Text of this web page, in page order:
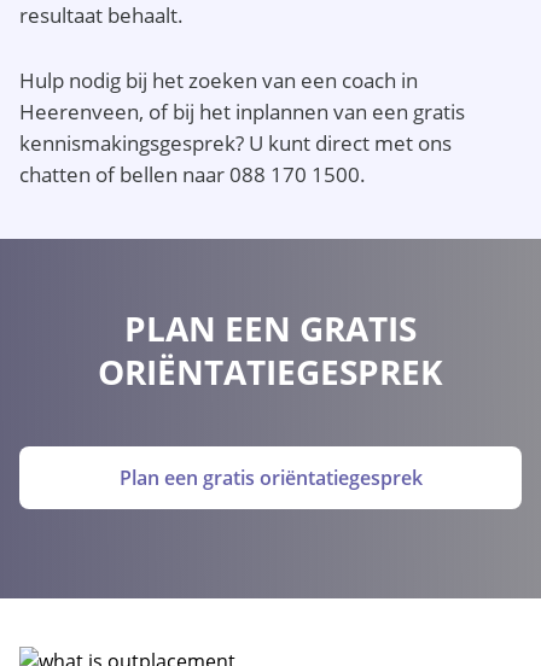
resultaat behaalt.
Hulp nodig bij het zoeken van een coach in
Heerenveen, of bij het inplannen van een gratis
kennismakingsgesprek? U kunt direct met ons
chatten of bellen naar 088 170 1500.
PLAN EEN GRATIS
ORIËNTATIEGESPREK
Plan een gratis oriëntatiegesprek